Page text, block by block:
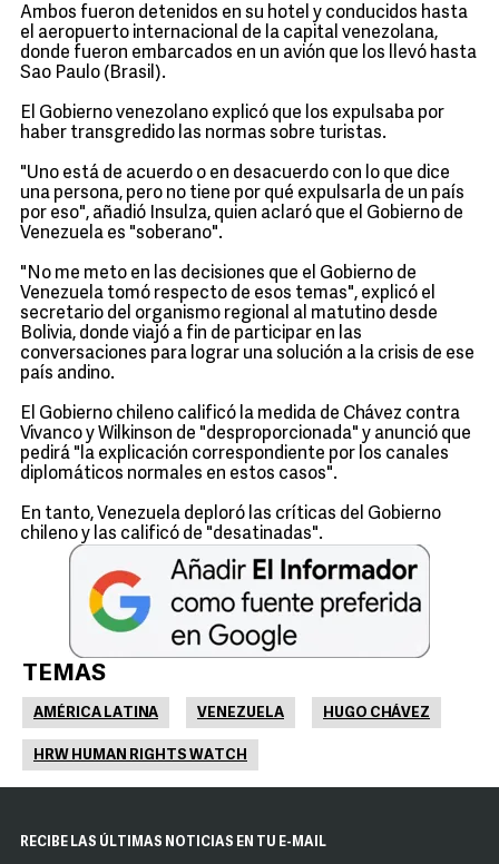
Ambos fueron detenidos en su hotel y conducidos hasta
el aeropuerto internacional de la capital venezolana,
donde fueron embarcados en un avión que los llevó hasta
Sao Paulo (Brasil).
El Gobierno venezolano explicó que los expulsaba por
haber transgredido las normas sobre turistas.
"Uno está de acuerdo o en desacuerdo con lo que dice
una persona, pero no tiene por qué expulsarla de un país
por eso", añadió Insulza, quien aclaró que el Gobierno de
Venezuela es "soberano".
"No me meto en las decisiones que el Gobierno de
Venezuela tomó respecto de esos temas", explicó el
secretario del organismo regional al matutino desde
Bolivia, donde viajó a fin de participar en las
conversaciones para lograr una solución a la crisis de ese
país andino.
El Gobierno chileno calificó la medida de Chávez contra
Vivanco y Wilkinson de "desproporcionada" y anunció que
pedirá "la explicación correspondiente por los canales
diplomáticos normales en estos casos".
En tanto, Venezuela deploró las críticas del Gobierno
chileno y las calificó de "desatinadas".
TEMAS
AMÉRICA LATINA VENEZUELA HUGO CHÁVEZ
HRW HUMAN RIGHTS WATCH
RECIBE LAS ÚLTIMAS NOTICIAS EN TU E-MAIL